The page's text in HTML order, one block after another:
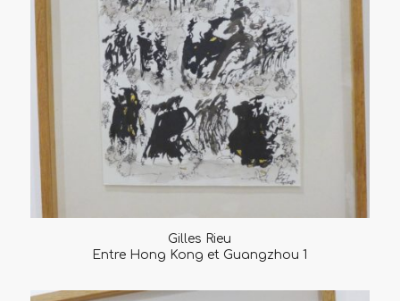
Gilles Rieu
Entre Hong Kong et Guangzhou 1